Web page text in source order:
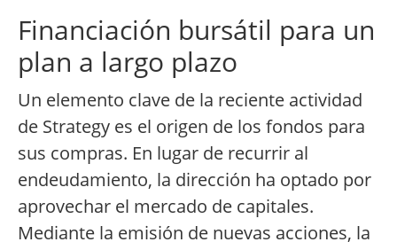
Financiación bursátil para un
plan a largo plazo
Un elemento clave de la reciente actividad
de Strategy es el origen de los fondos para
sus compras. En lugar de recurrir al
endeudamiento, la dirección ha optado por
aprovechar el mercado de capitales.
Mediante la emisión de nuevas acciones, la